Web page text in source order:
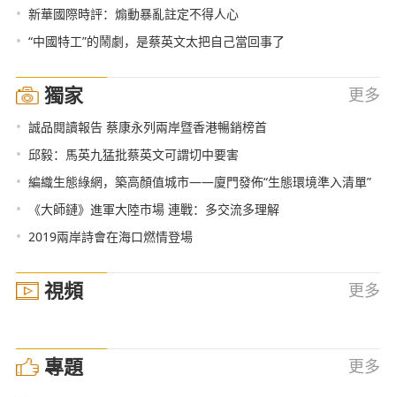
• 新華國際時評：煽動暴亂註定不得人心
• “中國特工”的鬧劇，是蔡英文太把自己當回事了
獨家 更多
• 誠品閱讀報告 蔡康永列兩岸暨香港暢銷榜首
• 邱毅：馬英九猛批蔡英文可謂切中要害
• 編織生態綠網，築高顏值城市——廈門發佈“生態環境準入清單”
• 《大師鏈》進軍大陸市場 連戰：多交流多理解
• 2019兩岸詩會在海口燃情登場
視頻 更多
專題 更多